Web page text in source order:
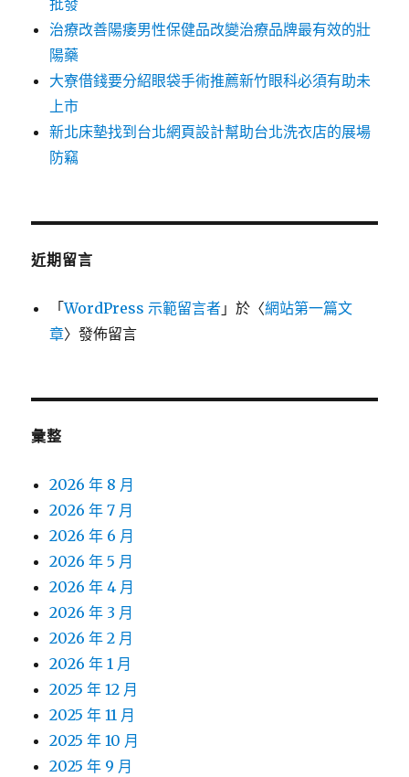
批發
治療改善陽痿男性保健品改變治療品牌最有效的壯
陽藥
大寮借錢要分紹眼袋手術推薦新竹眼科必須有助未
上市
新北床墊找到台北網頁設計幫助台北洗衣店的展場
防竊
近期留言
「WordPress 示範留言者 」於〈網站第一篇文
章〉發佈留言
彙整
2026 年 8 月
2026 年 7 月
2026 年 6 月
2026 年 5 月
2026 年 4 月
2026 年 3 月
2026 年 2 月
2026 年 1 月
2025 年 12 月
2025 年 11 月
2025 年 10 月
2025 年 9 月